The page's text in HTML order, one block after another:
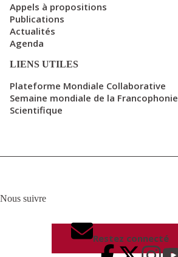
Appels à propositions
Publications
Actualités
Agenda
LIENS UTILES
Plateforme Mondiale Collaborative
Semaine mondiale de la Francophonie
Scientifique
Nous suivre
Restez connecté